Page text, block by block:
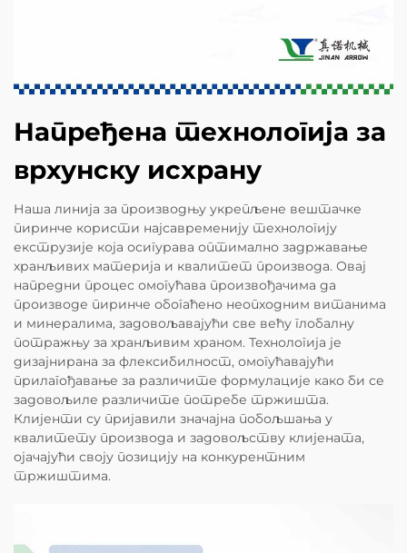
Напређена технологија за
врхунску исхрану
Наша линија за производњу укрепљене вештачке
пиринче користи најсавременију технологију
екструзије која осигурава оптимално задржавање
хранљивих материја и квалитет производа. Овај
напредни процес омогућава произвођачима да
производе пиринче обогаћено неопходним витанима
и минералима, задовољавајући све већу глобалну
потражњу за хранљивим храном. Технологија је
дизајнирана за флексибилност, омогућавајући
прилагођавање за различите формулације како би се
задовољиле различите потребе тржишта.
Клијенти су пријавили значајна побољшања у
квалитету производа и задовољству клијената,
ојачајући своју позицију на конкурентним
тржиштима.